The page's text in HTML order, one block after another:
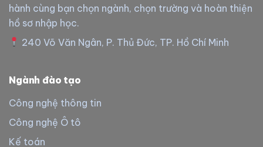
hành cùng bạn chọn ngành, chọn trường và hoàn thiện
hồ sơ nhập học.
240 Võ Văn Ngân, P. Thủ Đức, TP. Hồ Chí Minh
Ngành đào tạo
Công nghệ thông tin
Công nghệ Ô tô
Kế toán